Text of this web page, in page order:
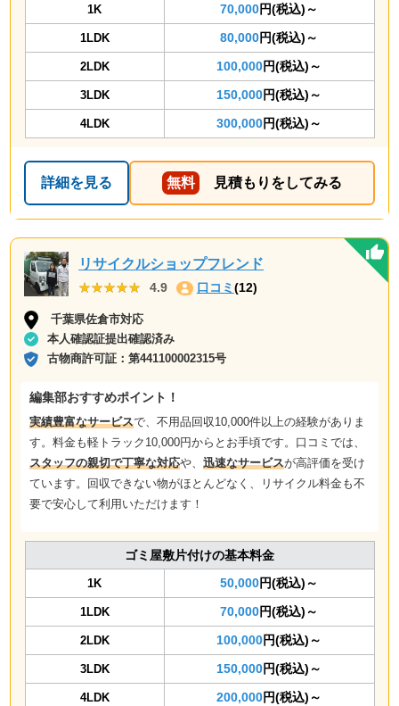
1K 70,000円(税込)～
1LDK 80,000円(税込)～
2LDK 100,000円(税込)～
3LDK 150,000円(税込)～
4LDK 300,000円(税込)～
詳細を見る 無料 見積もりをしてみる
リサイクルショップフレンド
★★★★★
★★★★★ 4.9 口コミ (12)
千葉県佐倉市対応
本人確認証提出確認済み
古物商許可証：第441100002315号
編集部おすすめポイント！
実績豊富なサービスで、不用品回収10,000件以上の経験がありま
す。料金も軽トラック10,000円からとお手頃です。口コミでは、
スタッフの親切で丁寧な対応や、 迅速なサービスが高評価を受け
ています。回収できない物がほとんどなく、リサイクル料金も不
要で安心して利用いただけます！
ゴミ屋敷片付けの基本料金
1K 50,000円(税込)～
1LDK 70,000円(税込)～
2LDK 100,000円(税込)～
3LDK 150,000円(税込)～
4LDK 200,000円(税込)～